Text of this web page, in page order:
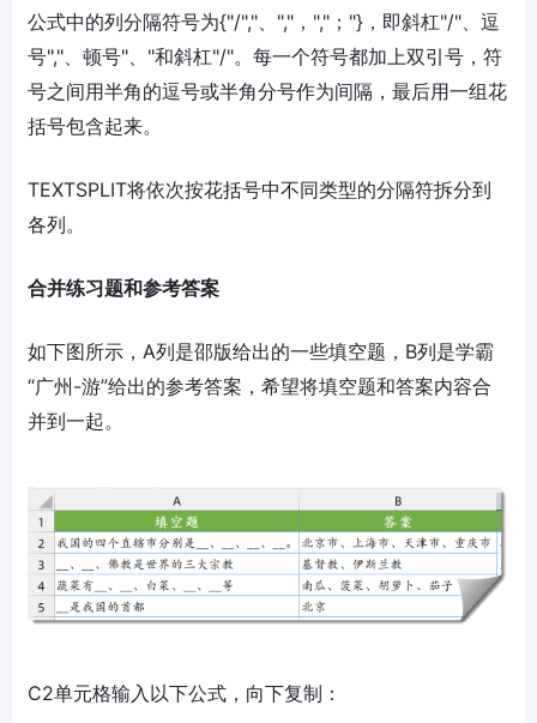
公式中的列分隔符号为{"/","、","，","；"}，即斜杠"/"、逗
号","、顿号"、"和斜杠"/"。每一个符号都加上双引号，符
号之间用半角的逗号或半角分号作为间隔，最后用一组花
括号包含起来。
TEXTSPLIT将依次按花括号中不同类型的分隔符拆分到
各列。
合并练习题和参考答案
如下图所示，A列是邵版给出的一些填空题，B列是学霸
“广州-游”给出的参考答案，希望将填空题和答案内容合
并到一起。
C2单元格输入以下公式，向下复制：